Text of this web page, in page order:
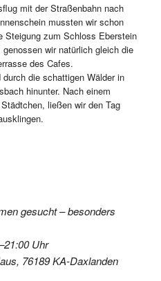
mit der Straßenbahn nach
mussten wir schon
Steigung zum Schloss Eberstein
wir natürlich gleich die
des Cafes.
die schattigen Wälder in
hinunter. Nach einem
ließen wir den Tag
gesucht – besonders
Uhr
76189 KA-Daxlanden